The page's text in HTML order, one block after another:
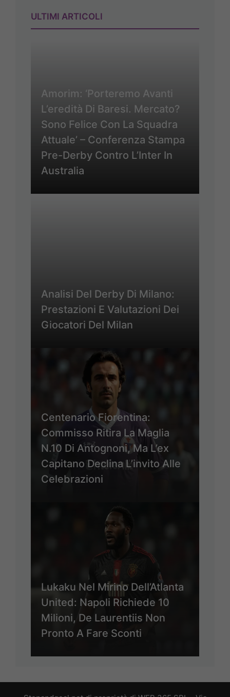
ULTIMI ARTICOLI
Amorim: ‘Porteremo Avanti
L’eredità Di Baresi. Mercato?
Sono Felice Con La Squadra
Attuale’ – Conferenza Stampa
Pre-Derby Contro L’Inter In
Australia
Analisi Del Derby Di Milano:
Prestazioni E Valutazioni Dei
Giocatori Del Milan
Centenario Fiorentina:
Commisso Ritira La Maglia
N.10 Di Antognoni, Ma L’ex
Capitano Declina L’invito Alle
Celebrazioni
Lukaku Nel Mirino Dell’Atlanta
United: Napoli Richiede 10
Milioni, De Laurentiis Non
Pronto A Fare Sconti